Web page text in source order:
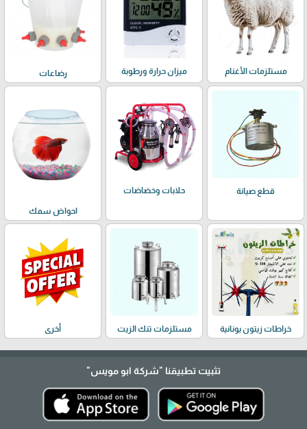
مستلزمات الأغنام ميزان حرارة ورطوبة رضاعات
قطع صيانة حلابات وخضاضات
احواض سمك
خراطات زيتون يونانية مستلزمات تنك الزيت أخرى
تثبيت تطبيقنا "شركة ابو مويس"